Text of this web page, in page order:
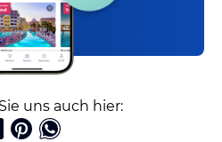
uns auch hier: